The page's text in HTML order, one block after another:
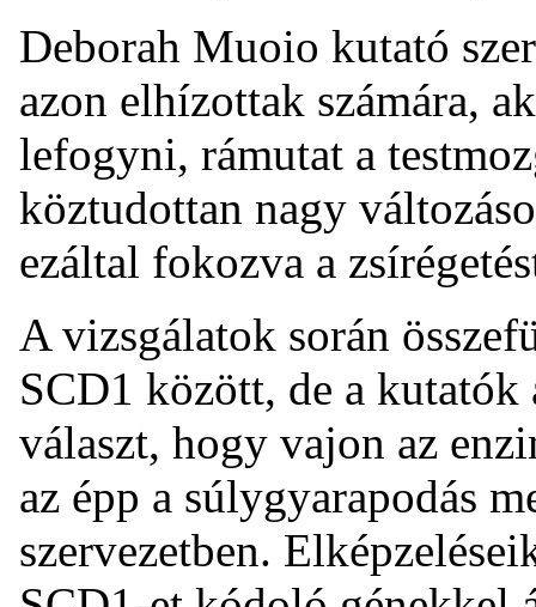
Deborah Muoio kutató
azon elhízottak számára,
lefogyni, rámutat a
köztudottan nagy
ezáltal fokozva a
A vizsgálatok során
SCD1 között, de a kutatók
választ, hogy vajon az
az épp a súlygyarapodás
szervezetben.